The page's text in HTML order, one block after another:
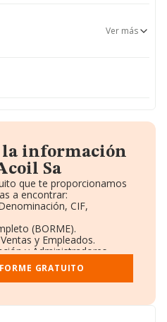
Ver más
la información
Sa
que te proporcionamos
a encontrar:
CIF,
(BORME).
y Empleados.
y Administradores.
en otras empresas.
complementaria.
GRATUITO